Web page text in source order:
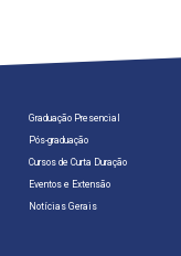
Graduação Presencial
Pós-graduação
Cursos de Curta Duração
Eventos e Extensão
Notícias Gerais